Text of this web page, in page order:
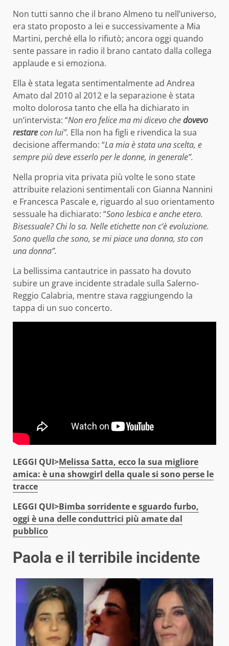
Non tutti sanno che il brano Almeno tu nell’universo,
era stato proposto a lei e successivamente a Mia
Martini, perché ella lo rifiutò; ancora oggi quando
sente passare in radio il brano cantato dalla collega
applaude e si emoziona.
Ella è stata legata sentimentalmente ad Andrea
Amato dal 2010 al 2012 e la separazione è stata
molto dolorosa tanto che ella ha dichiarato in
un’intervista: “Non ero felice ma mi dicevo chedovevo
restarecon lui”. Ella non ha figli e rivendica la sua
decisione affermando: “La mia è stata una scelta, e
sempre più deve esserlo per le donne, in generale”.
Nella propria vita privata più volte le sono state
attribuite relazioni sentimentali con Gianna Nannini
e Francesca Pascale e, riguardo al suo orientamento
sessuale ha dichiarato: “Sono lesbica e anche etero.
Bisessuale? Chi lo sa. Nelle etichette non c’è evoluzione.
Sono quella che sono, se mi piace una donna, sto con
una donna”.
La bellissima cantautrice in passato ha dovuto
subire un grave incidente stradale sulla Salerno-
Reggio Calabria, mentre stava raggiungendo la
tappa di un suo concerto.
LEGGI QUI>Melissa Satta, ecco la sua migliore
amica: è una showgirl della quale si sono perse le
tracce
LEGGI QUI>Bimba sorridente e sguardo furbo,
oggi è una delle conduttrici più amate dal
pubblico
Paola e il terribile incidente